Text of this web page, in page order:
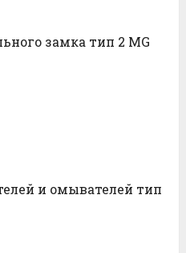
замка тип 2 MG
и омывателей тип